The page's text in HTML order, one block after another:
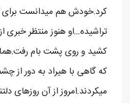
کرد.خودش هم میدانست برای
تراشیده...او هنوز منتظر خبری
کشید و روی پشت بام
که گاهی با هیراد به دور از
میکردند.امروز از آن روزهای